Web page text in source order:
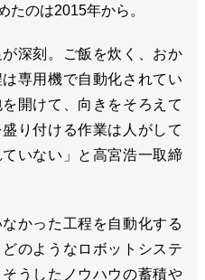
たのは2015年から。
深刻。ご飯を炊く、おか
専用機で自動化されてい
開けて、向きをそろえて
り付ける作業は人がして
いない」と高宮浩一取締
かった工程を自動化する
のようなロボットシステ
うしたノウハウの蓄積や